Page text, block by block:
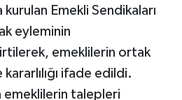
kurulan Emekli Sendikaları
eyleminin
emeklilerin ortak
ifade edildi.
emeklilerin talepleri